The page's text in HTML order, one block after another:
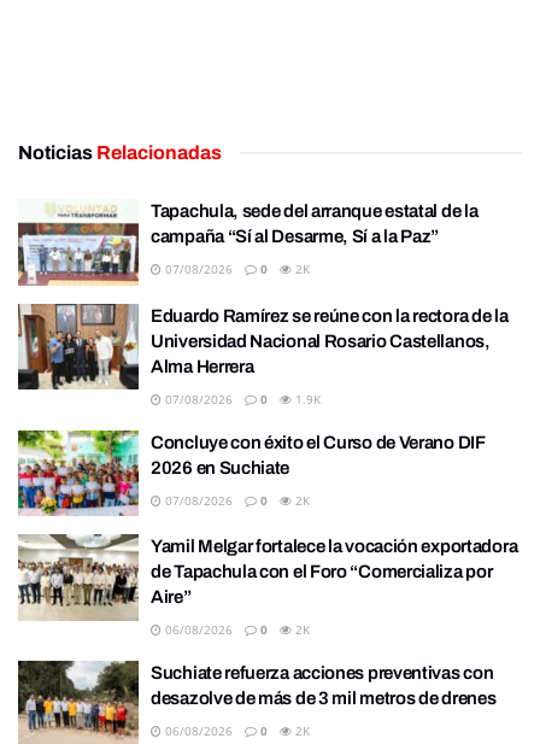
Noticias Relacionadas
Tapachula, sede del arranque estatal de la
campaña “Sí al Desarme, Sí a la Paz”
07/08/2026 0 2K
Eduardo Ramírez se reúne con la rectora de la
Universidad Nacional Rosario Castellanos,
Alma Herrera
07/08/2026 0 1.9K
Concluye con éxito el Curso de Verano DIF
2026 en Suchiate
07/08/2026 0 2K
Yamil Melgar fortalece la vocación exportadora
de Tapachula con el Foro “Comercializa por
Aire”
06/08/2026 0 2K
Suchiate refuerza acciones preventivas con
desazolve de más de 3 mil metros de drenes
06/08/2026 0 2K